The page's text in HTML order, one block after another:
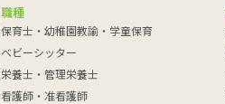
職種
保育士・幼稚園教諭・学童保育
ベビーシッター
栄養士・管理栄養士
看護師・准看護師